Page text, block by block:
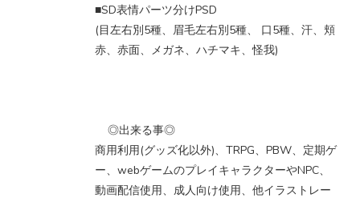
■SD表情パーツ分けPSD
(目左右別5種、眉毛左右別5種、 口5種、汗、頬
赤、赤面、メガネ、ハチマキ、怪我)
◎出来る事◎
商用利用(グッズ化以外)、TRPG、PBW、定期ゲ
ー、webゲームのプレイキャラクターやNPC、
動画配信使用、成人向け使用、他イラストレー